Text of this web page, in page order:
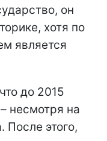
он
хотя по
является
до 2015
несмотря на
После этого,